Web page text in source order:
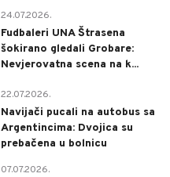
24.07.2026.
Fudbaleri UNA Štrasena
šokirano gledali Grobare:
Nevjerovatna scena na k...
22.07.2026.
Navijači pucali na autobus sa
Argentincima: Dvojica su
prebačena u bolnicu
07.07.2026.